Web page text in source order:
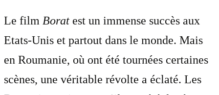
Le film Borat est un immense succès aux
Etats-Unis et partout dans le monde. Mais
en Roumanie, où ont été tournées certaines
scènes, une véritable révolte a éclaté. Les